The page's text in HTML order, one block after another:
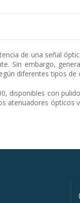
de una señal
Sin embargo,
diferentes tipos de
disponibles con
atenuadores ópticos